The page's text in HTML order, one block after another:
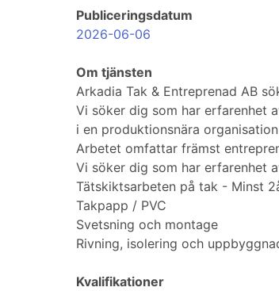
Publiceringsdatum
2026-06-06
Om tjänsten
Arkadia Tak & Entreprenad AB
Vi söker dig som har erfarenhet
i en produktionsnära
Arbetet omfattar främst
Vi söker dig som har erfarenhet
Tätskiktsarbeten på tak - Minst
Takpapp / PVC
Svetsning och montage
Rivning, isolering och
Kvalifikationer